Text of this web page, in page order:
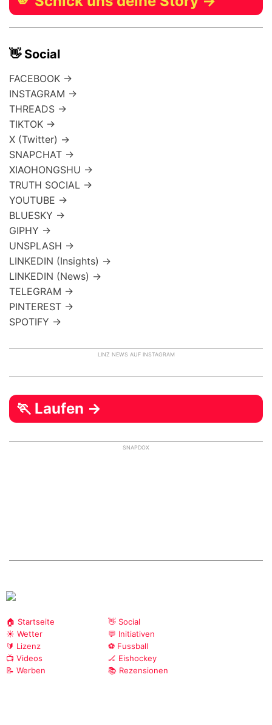
👋 Social
FACEBOOK →
INSTAGRAM →
THREADS →
TIKTOK →
X (Twitter) →
SNAPCHAT →
XIAOHONGSHU →
TRUTH SOCIAL →
YOUTUBE →
BLUESKY →
GIPHY →
UNSPLASH →
LINKEDIN (Insights) →
LINKEDIN (News) →
TELEGRAM →
PINTEREST →
SPOTIFY →
LINZ NEWS AUF INSTAGRAM
🏃 Laufen →
SNAPDOX
🏠 Startseite
☀️ Wetter
🔰 Lizenz
📺 Videos
📝 Werben
👋 Social
💬 Initiativen
⚽ Fussball
🏒 Eishockey
📚 Rezensionen